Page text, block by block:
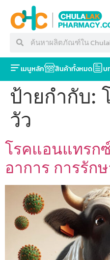
เมนูหลัก สินค้าทั้งหมด บ
ป้ายกำกับ:
วัว
โรคแอนแทรก
อาการ การรัก